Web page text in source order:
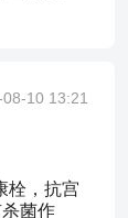
10 13:21
栓，抗宫
菌作